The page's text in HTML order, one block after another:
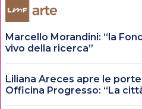
Marcello Morandini: “la
vivo della ricerca”
Liliana Areces apre le
Officina Progresso: “La